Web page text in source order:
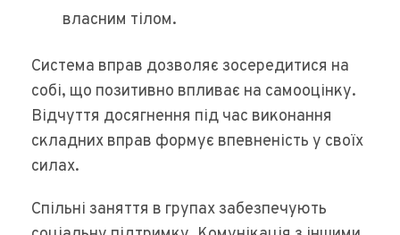
власним тілом.
Система вправ дозволяє зосередитися на
собі, що позитивно впливає на самооцінку.
Відчуття досягнення під час виконання
складних вправ формує впевненість у своїх
силах.
Спільні заняття в групах забезпечують